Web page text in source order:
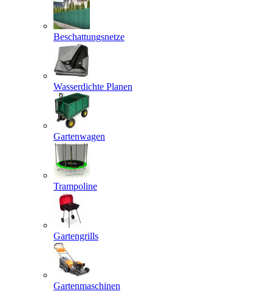
Beschattungsnetze
Wasserdichte Planen
Gartenwagen
Trampoline
Gartengrills
Gartenmaschinen